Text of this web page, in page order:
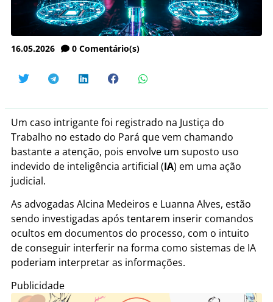
16.05.2026 0 Comentário(s)
Um caso intrigante foi registrado na Justiça do
Trabalho no estado do Pará que vem chamando
bastante a atenção, pois envolve um suposto uso
indevido de inteligência artificial (IA) em uma ação
judicial.
As advogadas Alcina Medeiros e Luanna Alves, estão
sendo investigadas após tentarem inserir comandos
ocultos em documentos do processo, com o intuito
de conseguir interferir na forma como sistemas de IA
poderiam interpretar as informações.
Publicidade